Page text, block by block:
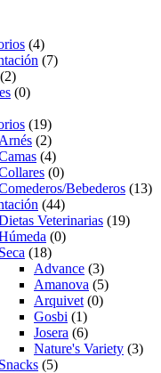
(4)
(7)
(2)
(0)
(19)
(2)
(4)
(0)
Bebederos (13)
(44)
Veterinarias (19)
(0)
Seca (18)
Advance (3)
Amanova (5)
Arquivet (0)
Gosbi (1)
Josera (6)
Nature's Variety (3)
Snacks (5)